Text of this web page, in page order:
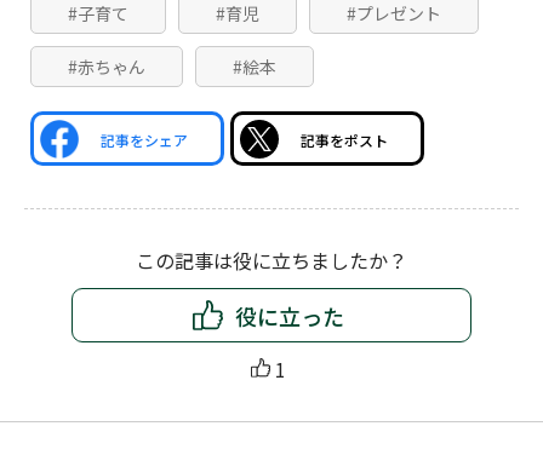
#子育て #育児 #プレゼント
#赤ちゃん #絵本
記事をシェア 記事をポスト
この記事は役に立ちましたか？
役に立った
1